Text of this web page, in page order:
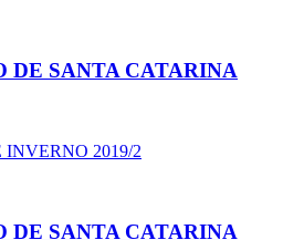
DE SANTA CATARINA
2019/2
DE SANTA CATARINA